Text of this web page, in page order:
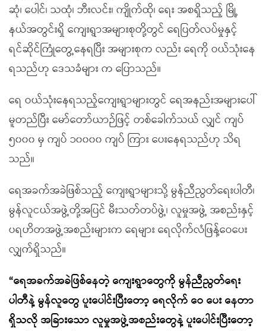
ဆုံ၊ ပေါင်၊ သထုံ၊ ဘီးလင်း၊ ကျိုက်ထို၊ ရေး အစရှိသည့် မြို့
နယ်အတွင်းရှိ ကျေးရွာအများစုတို့တွင် ရေပြတ်လပ်မှုနှင့်
ရင်ဆိုင်ကြုံတွေ့နေရပြီး အများစုက လည်း ရေကို ဝယ်သုံးနေ
ရသည်ဟု ဒေသခံများ က ပြောသည်။
ရေ ဝယ်သုံးနေရသည့်ကျေးရွာများတွင် ရေအနည်းအများပေါ်
မူတည်ပြီး မော်တော်ယာဉ်ဖြင့် တစ်ခေါက်သယ် လျှင် ကျပ်
၅၀၀၀ မှ ကျပ် ၁၀၀၀၀ ကျပ် ကြား ပေးနေရသည်ဟု သိရ
သည်။
ရေအခက်အခဲဖြစ်သည့် ကျေးရွာများသို့ မွန်ညီညွတ်ရေးပါတီ၊
မွန်လူငယ်အဖွဲ့တို့အပြင် မီးသတ်တပ်ဖွဲ့၊ လူမှုအဖွဲ့ အစည်းနှင့်
ပရဟိတအဖွဲ့အစည်းများက ရေများ ရေလိုက်လံဖြန့်ဝေပေး
လျှက်ရှိသည်။
“ရေအခက်အခဲဖြစ်နေတဲ့ ကျေးရွာတွေကို မွန်ညီညွတ်ရေး
ပါတီနဲ့ မွန်လူတွေ ပူးပေါင်းပြီးတော့ ရေလိုက် ဝေ ပေး နေတာ
ရှိသလို အခြားသော လူမှုအဖွဲ့အစည်းတွေနဲ့ ပူးပေါင်းပြီးတော့